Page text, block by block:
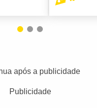
após a publicidade
Publicidade